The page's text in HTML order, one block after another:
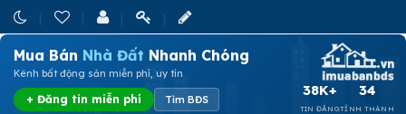
Mua Bán Nhà Đất Nhanh Chóng
Kênh bất động sản miễn phí, uy tín
+ Đăng tin miễn phí Tìm BĐS
38K+
TIN ĐĂNG
34
TỈNH THÀNH